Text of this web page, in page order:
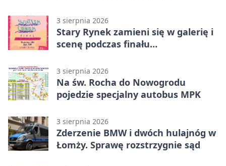
3 sierpnia 2026
Stary Rynek zamieni się w galerię i
scenę podczas finału
3 sierpnia 2026
Na św. Rocha do Nowogrodu
pojedzie specjalny autobus MPK
3 sierpnia 2026
Zderzenie BMW i dwóch hulajnóg w
Łomży. Sprawę rozstrzygnie sąd